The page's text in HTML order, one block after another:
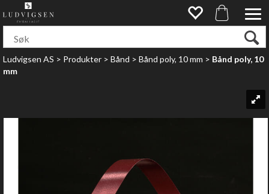
Ludvigsen AS>Produkter>Bånd>Bånd poly, 10 mm>Bånd poly, 10
mm